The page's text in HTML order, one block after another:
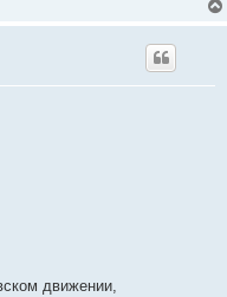
движении,